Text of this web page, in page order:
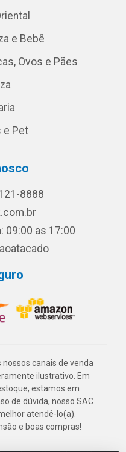
e Bebê
Ovos e Pães
e Pet
8888
09:00 as 17:00
canais de venda
ilustrativo. Em
estamos em
de dúvida, nosso SAC
atendê-lo(a).
e boas compras!